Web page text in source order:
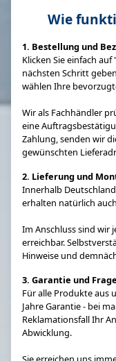
Wie
1. Bestellung und
Klicken Sie einfach
nächsten Schritt
wählen Ihre
Wir als Fachhändler
eine
Zahlung, senden wir
gewünschten
2. Lieferung und
Innerhalb
erhalten natürlich
Im Anschluss sind wir
erreichbar.
Hinweise und
3. Garantie und
Für alle Produkte aus
Jahre Garantie - bei
Reklamationsfall Ihr
Abwicklung.